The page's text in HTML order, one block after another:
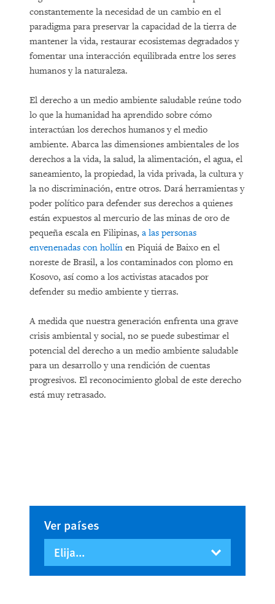
constantemente la necesidad de un cambio en el
paradigma para preservar la capacidad de la tierra de
mantener la vida, restaurar ecosistemas degradados y
fomentar una interacción equilibrada entre los seres
humanos y la naturaleza.
El derecho a un medio ambiente saludable reúne todo
lo que la humanidad ha aprendido sobre cómo
interactúan los derechos humanos y el medio
ambiente. Abarca las dimensiones ambientales de los
derechos a la vida, la salud, la alimentación, el agua, el
saneamiento, la propiedad, la vida privada, la cultura y
la no discriminación, entre otros. Dará herramientas y
poder político para defender sus derechos a quienes
están expuestos al mercurio de las minas de oro de
pequeña escala en Filipinas, a las personas
envenenadas con hollín en Piquiá de Baixo en el
noreste de Brasil, a los contaminados con plomo en
Kosovo, así como a los activistas atacados por
defender su medio ambiente y tierras.
A medida que nuestra generación enfrenta una grave
crisis ambiental y social, no se puede subestimar el
potencial del derecho a un medio ambiente saludable
para un desarrollo y una rendición de cuentas
progresivos. El reconocimiento global de este derecho
está muy retrasado.
Ver países